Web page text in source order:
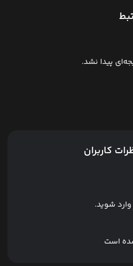
پیدا نشد.
کاربران
وارد شوید.
است